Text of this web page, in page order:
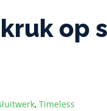
, Timeless